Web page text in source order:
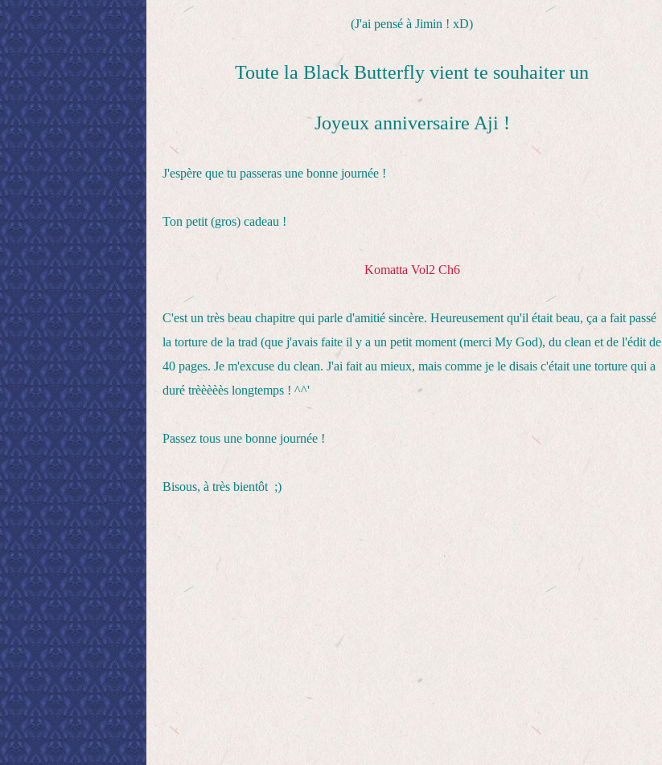
(J'ai pensé à Jimin ! xD)
Toute la Black Butterfly vient te souhaiter un
Joyeux anniversaire Aji !
J'espère que tu passeras une bonne journée !
Ton petit (gros) cadeau !
Komatta Vol2 Ch6
C'est un très beau chapitre qui parle d'amitié sincère. Heureusement qu'il était beau, ça a fait passé
la torture de la trad (que j'avais faite il y a un petit moment (merci My God), du clean et de l'édit de
40 pages. Je m'excuse du clean. J'ai fait au mieux, mais comme je le disais c'était une torture qui a
duré trèèèèès longtemps ! ^^'
Passez tous une bonne journée !
Bisous, à très bientôt ;)